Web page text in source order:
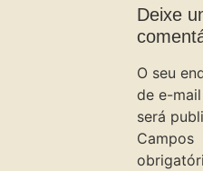
Deixe
O seu
de e-
será
Campos